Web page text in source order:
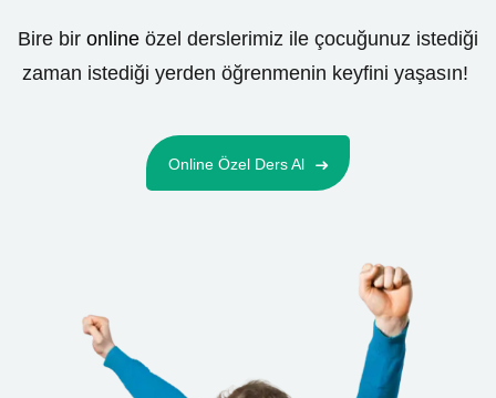
Bire bir online özel derslerimiz ile çocuğunuz istediği
zaman istediği yerden öğrenmenin keyfini yaşasın!
Online Özel Ders Al